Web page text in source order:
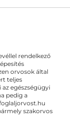
rendelkező
orvosok által
teljes
egészségügyi
pedig a
szakorvos